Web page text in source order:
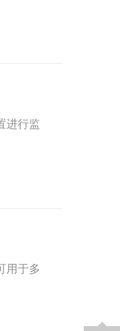
进行监
用于多